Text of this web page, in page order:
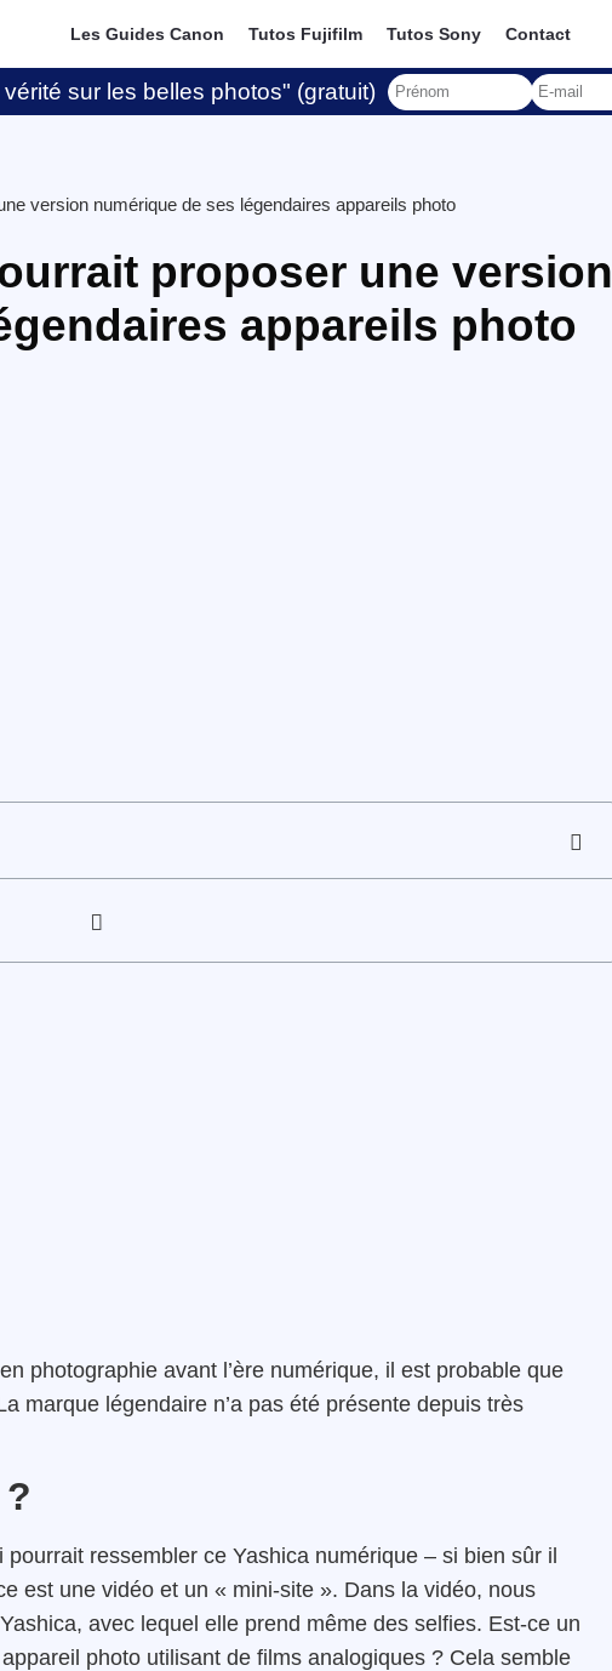
Les Guides Canon Tutos Fujifilm Tutos Sony Contact
sur les belles photos" (gratuit)
version numérique de ses légendaires appareils photo
proposer une version
appareils photo
photographie avant l’ère numérique, il est probable que
marque légendaire n’a pas été présente depuis très
ressembler ce Yashica numérique – si bien sûr il
est une vidéo et un « mini-site ». Dans la vidéo, nous
avec lequel elle prend même des selfies. Est-ce un
photo utilisant de films analogiques ? Cela semble